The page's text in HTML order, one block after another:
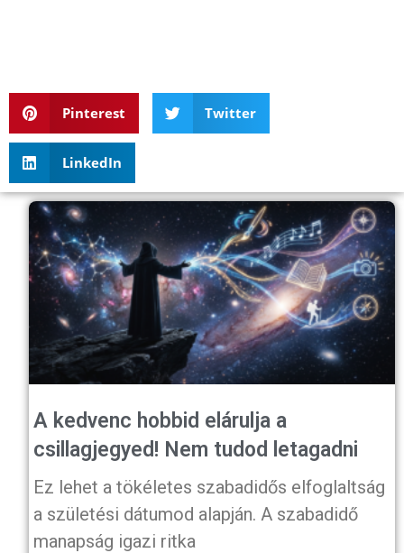
Pinterest Twitter
LinkedIn
A kedvenc hobbid elárulja a
csillagjegyed! Nem tudod letagadni
Ez lehet a tökéletes szabadidős elfoglaltság
a születési dátumod alapján. A szabadidő
manapság igazi ritka